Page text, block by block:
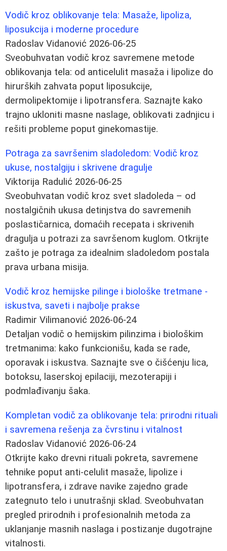
Vodič kroz oblikovanje tela: Masaže, lipoliza,
liposukcija i moderne procedure
Radoslav Vidanović 2026-06-25
Sveobuhvatan vodič kroz savremene metode
oblikovanja tela: od anticelulit masaža i lipolize do
hirurških zahvata poput liposukcije,
dermolipektomije i lipotransfera. Saznajte kako
trajno ukloniti masne naslage, oblikovati zadnjicu i
rešiti probleme poput ginekomastije.
Potraga za savršenim sladoledom: Vodič kroz
ukuse, nostalgiju i skrivene dragulje
Viktorija Radulić 2026-06-25
Sveobuhvatan vodič kroz svet sladoleda – od
nostalgičnih ukusa detinjstva do savremenih
poslastičarnica, domaćih recepata i skrivenih
dragulja u potrazi za savršenom kuglom. Otkrijte
zašto je potraga za idealnim sladoledom postala
prava urbana misija.
Vodič kroz hemijske pilinge i biološke tretmane -
iskustva, saveti i najbolje prakse
Radimir Vilimanović 2026-06-24
Detaljan vodič o hemijskim pilinzima i biološkim
tretmanima: kako funkcionišu, kada se rade,
oporavak i iskustva. Saznajte sve o čišćenju lica,
botoksu, laserskoj epilaciji, mezoterapiji i
podmlađivanju šaka.
Kompletan vodič za oblikovanje tela: prirodni rituali
i savremena rešenja za čvrstinu i vitalnost
Radoslav Vidanović 2026-06-24
Otkrijte kako drevni rituali pokreta, savremene
tehnike poput anti-celulit masaže, lipolize i
lipotransfera, i zdrave navike zajedno grade
zategnuto telo i unutrašnji sklad. Sveobuhvatan
pregled prirodnih i profesionalnih metoda za
uklanjanje masnih naslaga i postizanje dugotrajne
vitalnosti.